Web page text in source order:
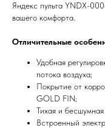
Яндекс пульта YNDX-
вашего комфорта.
Отличительные
Удобная
потока воздуха;
Покрытие от
GOLD FIN;
Тихая и
Встроенный
Не нашли то, что
затрудняетесь в
Оставьте заявку, и мы